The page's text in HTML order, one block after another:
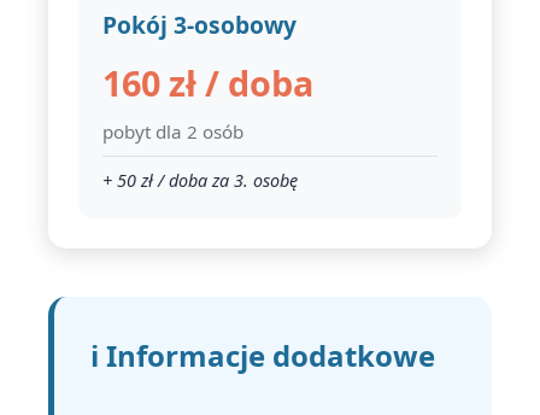
Pokój 3-osobowy
160 zł / doba
pobyt dla 2 osób
+ 50 zł / doba za 3. osobę
ℹ️ Informacje dodatkowe